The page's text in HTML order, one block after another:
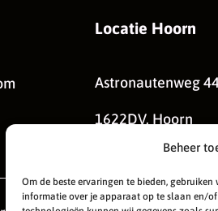
Beheer
Om de beste ervaringen te bieden,
informatie over je apparaat op te slaan en/
Locatie Hoorn
Astronautenweg
1622DV, Hoorn